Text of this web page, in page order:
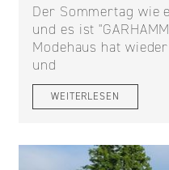
Der Sommertag wie
und es ist
Modehaus hat
und
WEITERLESEN